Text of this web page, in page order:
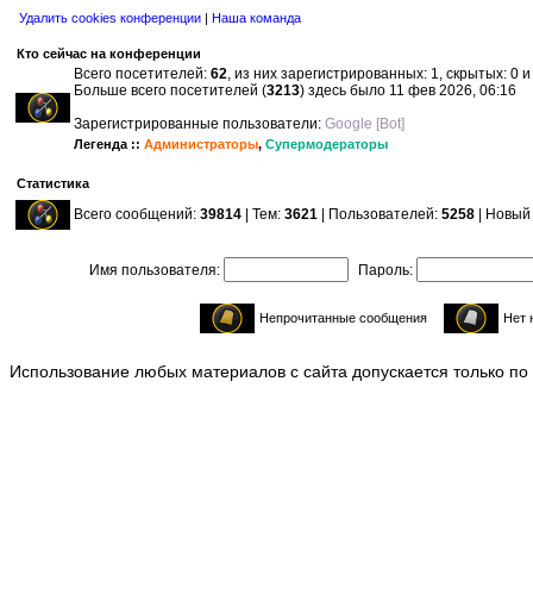
Удалить cookies конференции | Наша команда
Кто сейчас на конференции
Всего посетителей: 62, из них зарегистрированных: 1, скрытых: 0
Больше всего посетителей (3213) здесь было 11 фев 2026, 06:16
Зарегистрированные пользователи: Google [Bot]
Легенда :: Администраторы, Супермодераторы
Статистика
Всего сообщений: 39814 | Тем: 3621 | Пользователей: 5258 |
Имя пользователя: Пароль:
Непрочитанные сообщения Нет
Использование любых материалов с сайта допускается только